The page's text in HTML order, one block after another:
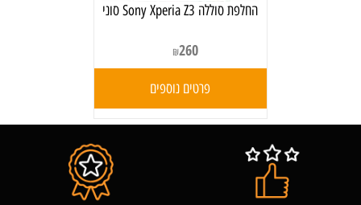
‏החלפת סוללה Sony Xperia Z3 סוני
₪260
פרטים נוספים